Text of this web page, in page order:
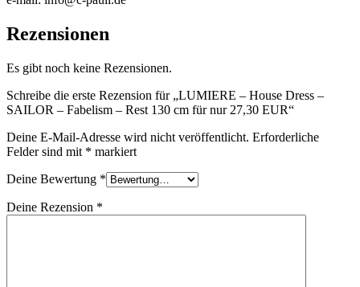
Rezensionen
Es gibt noch keine Rezensionen.
Schreibe die erste Rezension für „LUMIERE – House Dress –
SAILOR – Fabelism – Rest 130 cm für nur 27,30 EUR“
Deine E-Mail-Adresse wird nicht veröffentlicht. Erforderliche
Felder sind mit * markiert
Deine Bewertung *
Deine Rezension *